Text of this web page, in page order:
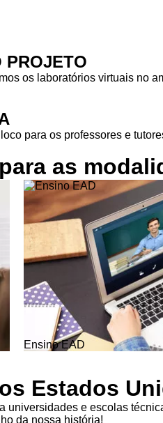
PROJETO
os laboratórios virtuais no
para os professores e
as
Ensino EAD
Estados
e escolas
da nossa história!